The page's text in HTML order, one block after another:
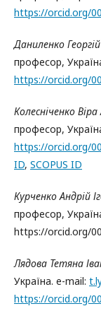
https://orcid.org/
Даниленко
професор,
https://orcid.org/
Колесніченко
професор,
https://orcid.org/
ID, SCOPUS ID
Курченко Андрій
професор,
https://orcid.org/
Лядова Тетяна
Україна. e-mail:
https://orcid.org/